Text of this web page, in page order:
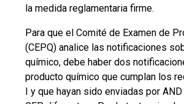
la medida reglamentaria firme.
Para que el Comité de Examen de
(CEPQ) analice las notificaciones
químico, debe haber dos
producto químico que cumplan los
I y que hayan sido enviadas por